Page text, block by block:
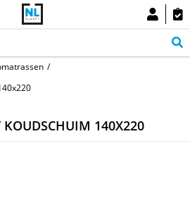
/
KOUDSCHUIM 140X220